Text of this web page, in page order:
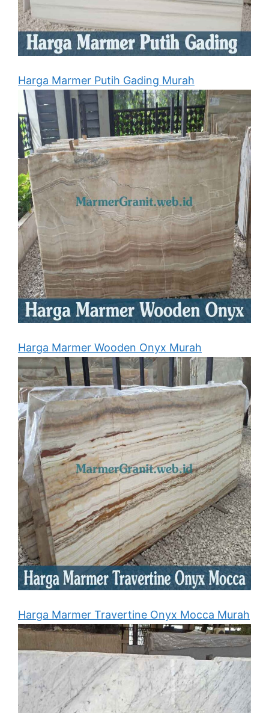
Harga Marmer Putih Gading Murah
Harga Marmer Wooden Onyx Murah
Harga Marmer Travertine Onyx Mocca Murah